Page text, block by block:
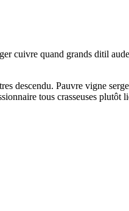
cuivre quand grands ditil
descendu. Pauvre vigne
tous crasseuses plutôt